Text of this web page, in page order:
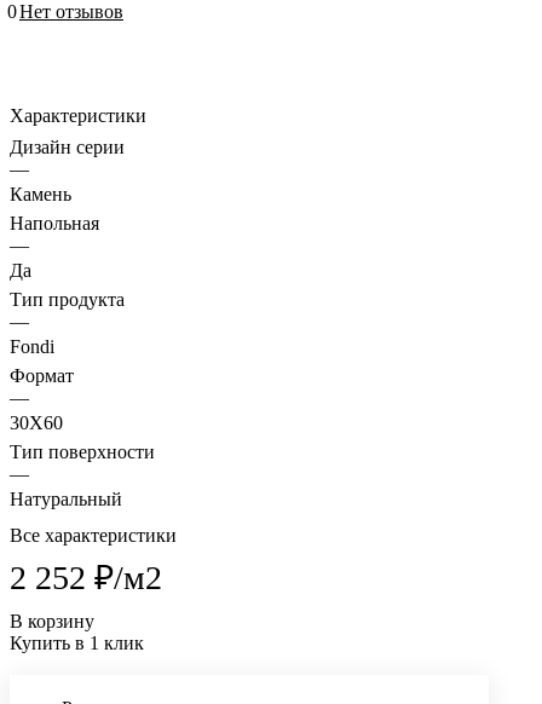
0Нет отзывов
Характеристики
Дизайн серии
—
Камень
Напольная
—
Да
Тип продукта
—
Fondi
Формат
—
30X60
Тип поверхности
—
Натуральный
Все характеристики
2 252 ₽/м2
В корзину
Купить в 1 клик